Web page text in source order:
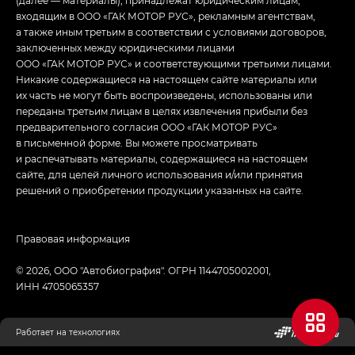
входящим в ООО «ГАК МОТОР РУС», рекламным агентствам,
а также иным третьим в соответствии с условиями договоров,
заключенных между юридическими лицами
ООО «ГАК МОТОР РУС» и соответствующими третьими лицами.
Никакие содержащиеся на настоящем сайте материалы или
их часть не могут быть воспроизведены, использованы или
переданы третьим лицам в целях извлечения прибыли без
предварительного согласия ООО «ГАК МОТОР РУС»
в письменной форме. Вы можете просматривать
и распечатывать материалы, содержащиеся на настоящем
сайте, для целей личного использования и/или принятия
решений о приобретении продукции указанных на сайте.
© 2026, ООО "Автобиография". ОГРН 1144705002001,
ИНН 4705065357
Правовая информация
Работает на технологиях